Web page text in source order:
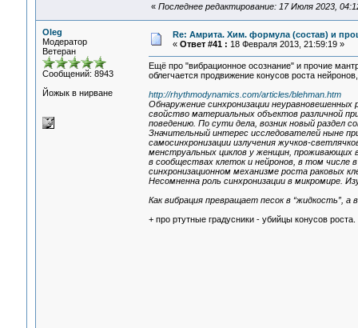
« Последнее редактирование: 17 Июля 2023,
Oleg
Модератор
Ветеран
Сообщений: 8943
Йожык в нирване
Re: Амрита. Хим. формула (состав) и
« Ответ #41 : 18 Февраля 2013, 21:59:19 »
Ещё про "вибрационное осознание" и прочие
облегчается продвижение конусов роста
http://rhythmodynamics.com/articles/blehman.htm
Обнаружение синхронизации неуравновешенных
свойство материальных объектов различной
поведению. По сути дела, возник новый раздел
Значительный интерес исследователей ныне
самосинхронизации излучения жучков-
менструальных циклов у женщин, проживающих
в сообществах клеток и нейронов, в том числе
синхронизационном механизме роста раковых
Несомненна роль синхронизации в микромире.
Как вибрация превращает песок в “жидкость”, а
+ про ртутные градусники - убийцы конусов